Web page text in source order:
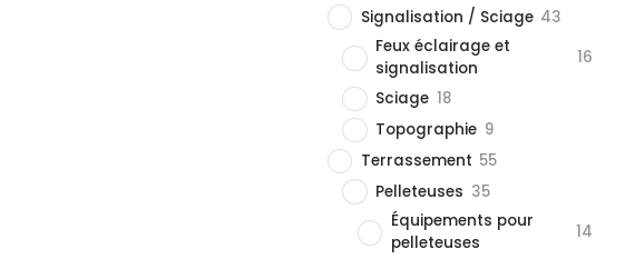
Signalisation / Sciage 43
Feux éclairage et
signalisation
16
Sciage 18
Topographie 9
Terrassement 55
Pelleteuses 35
Équipements pour
pelleteuses
14